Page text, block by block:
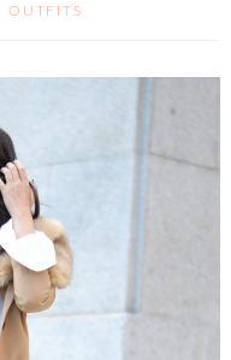
,OUTFITS